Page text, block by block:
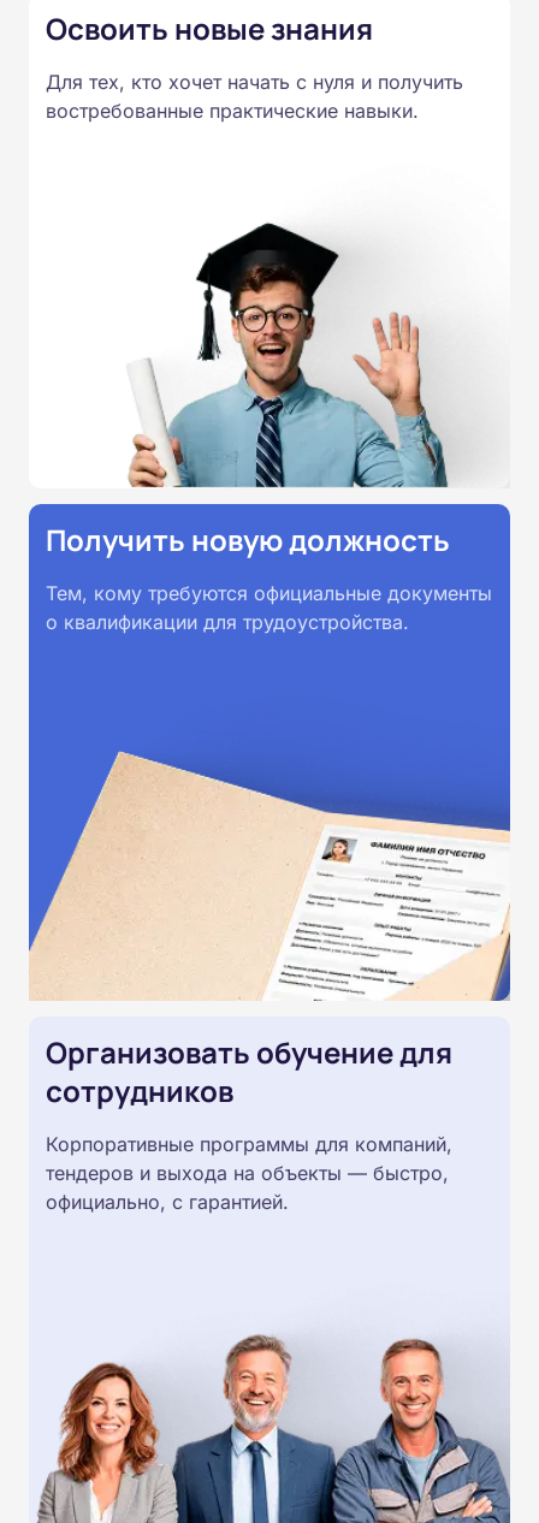
Освоить новые знания
Для тех, кто хочет начать с нуля и получить
востребованные практические навыки.
Получить новую должность
Тем, кому требуются официальные документы
о квалификации для трудоустройства.
Организовать обучение для
сотрудников
Корпоративные программы для компаний,
тендеров и выхода на объекты — быстро,
официально, с гарантией.